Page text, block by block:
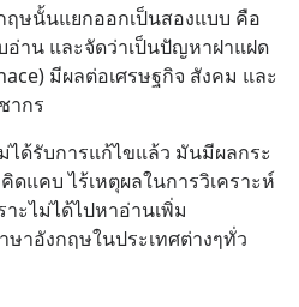
ษนั้นแยกออกเป็นสองแบบ คือ
าน และจัดว่าเป็นปัญหาฝาแฝด
มีผลต่อเศรษฐกิจ สังคม และ
ากร
ด้รับการแก้ไขแล้ว มันมีผลกระ
แคบ ไร้เหตุผลในการวิเคราะห์
ะไม่ได้ไปหาอ่านเพิ่ม
าอังกฤษในประเทศต่างๆทั่ว